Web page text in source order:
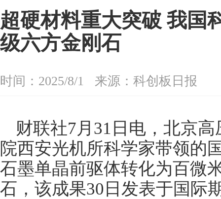
超硬材料重大突破 我国
级六方金刚石
时间：2025/8/1 来源：科创板日报
财联社7月31日电，北京
院西安光机所科学家带领的
石墨单晶前驱体转化为百微
石，该成果30日发表于国际